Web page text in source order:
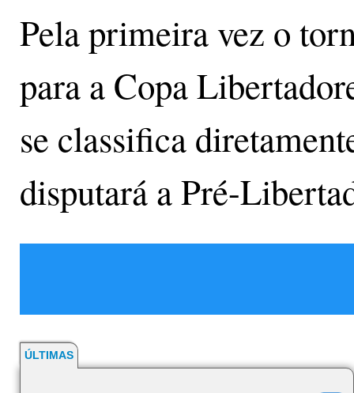
Pela primeira vez o
para a Copa
se classifica
disputará a Pré-
ÚLTIMAS